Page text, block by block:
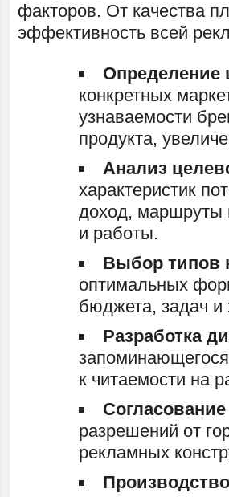
факторов. От качества
эффективность всей
Определение
конкретных
узнаваемости
продукта,
Анализ
характеристик
доход, маршруты
и работы.
Выбор типов
оптимальных
бюджета, задач и
Разработка
к читаемости на
разрешений от
рекламных